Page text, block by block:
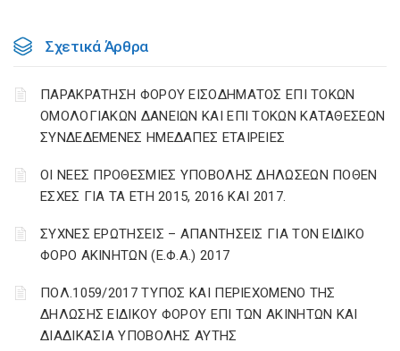
Σχετικά Άρθρα
ΠΑΡΑΚΡΑΤΗΣΗ ΦΟΡΟΥ ΕΙΣΟΔΗΜΑΤΟΣ ΕΠΙ ΤΟΚΩΝ
ΟΜΟΛΟΓΙΑΚΩΝ ΔΑΝΕΙΩΝ ΚΑΙ ΕΠΙ ΤΟΚΩΝ ΚΑΤΑΘΕΣΕΩΝ
ΣΥΝΔΕΔΕΜΕΝΕΣ ΗΜΕΔΑΠΕΣ ΕΤΑΙΡΕΙΕΣ
ΟΙ ΝΕΕΣ ΠΡΟΘΕΣΜΙΕΣ ΥΠΟΒΟΛΗΣ ΔΗΛΩΣΕΩΝ ΠΟΘΕΝ
ΕΣΧΕΣ ΓΙΑ ΤΑ ΕΤΗ 2015, 2016 ΚΑΙ 2017.
ΣΥΧΝΕΣ ΕΡΩΤΗΣΕΙΣ – ΑΠΑΝΤΗΣΕΙΣ ΓΙΑ ΤΟΝ ΕΙΔΙΚΟ
ΦΟΡΟ ΑΚΙΝΗΤΩΝ (Ε.Φ.Α.) 2017
ΠΟΛ.1059/2017 ΤΥΠΟΣ ΚΑΙ ΠΕΡΙΕΧΟΜΕΝΟ ΤΗΣ
ΔΗΛΩΣΗΣ ΕΙΔΙΚΟΥ ΦΟΡΟΥ ΕΠΙ ΤΩΝ ΑΚΙΝΗΤΩΝ ΚΑΙ
ΔΙΑΔΙΚΑΣΙΑ ΥΠΟΒΟΛΗΣ ΑΥΤΗΣ